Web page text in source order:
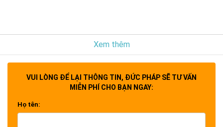
Xem thêm
VUI LÒNG ĐỂ LẠI THÔNG TIN, ĐỨC PHÁP SẼ TƯ VẤN
MIỄN PHÍ CHO BẠN NGAY:
Họ tên: